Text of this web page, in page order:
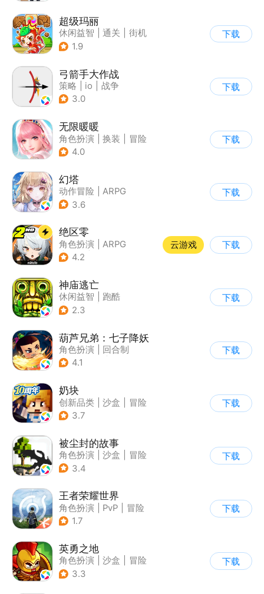
超级玛丽
休闲益智 通关
街机
| 儿童游戏
1.9
下载
弓箭手大作战
策略 io
战争
| 非对称竞技
3.0
下载
无限暖暖
角色扮演 换装
冒险
| 开放世界
4.0
下载
幻塔
动作冒险
ARPG
| 奇幻
3.6
下载
绝区零
角色扮演
ARPG
| 冒险
4.2
云游戏 下载
神庙逃亡
休闲益智
跑酷
| 欧美风
2.3
下载
葫芦兄弟：七子降妖
角色扮演
回合制
| 动漫改编
4.1
下载
奶块
创新品类 沙盒
冒险
| 开放世界
3.7
下载
被尘封的故事
角色扮演 沙盒
冒险
| 开放世界
3.4
下载
王者荣耀世界
角色扮演 PvP
冒险
| 开放世界
1.7
下载
英勇之地
角色扮演 沙盒
冒险
| steam游戏
3.3
下载